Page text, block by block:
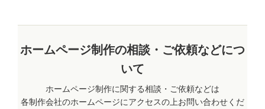
ホームページ制作の相談・ご依頼などにつ
いて
ホームページ制作に関する相談・ご依頼などは
各制作会社のホームページにアクセスの上お問い合わせくだ